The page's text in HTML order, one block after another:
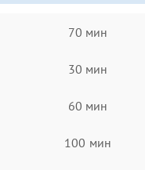
70 мин
30 мин
60 мин
100 мин